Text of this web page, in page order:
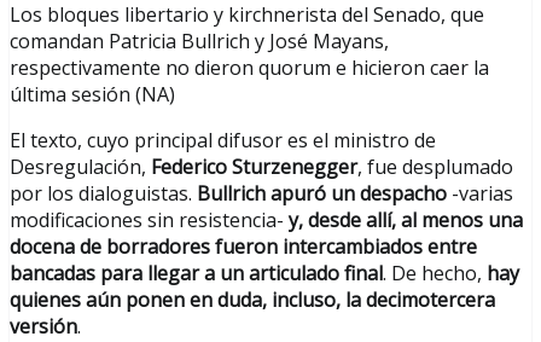
Los bloques libertario y kirchnerista del Senado, que
comandan Patricia Bullrich y José Mayans,
respectivamente no dieron quorum e hicieron caer la
última sesión (NA)
El texto, cuyo principal difusor es el ministro de
Desregulación, Federico Sturzenegger, fue desplumado
por los dialoguistas. Bullrich apuró un despacho -varias
modificaciones sin resistencia-y, desde allí, al menos una
docena de borradores fueron intercambiados entre
bancadas para llegar a un articulado final. De hecho, hay
quienes aún ponen en duda, incluso, la decimotercera
versión.